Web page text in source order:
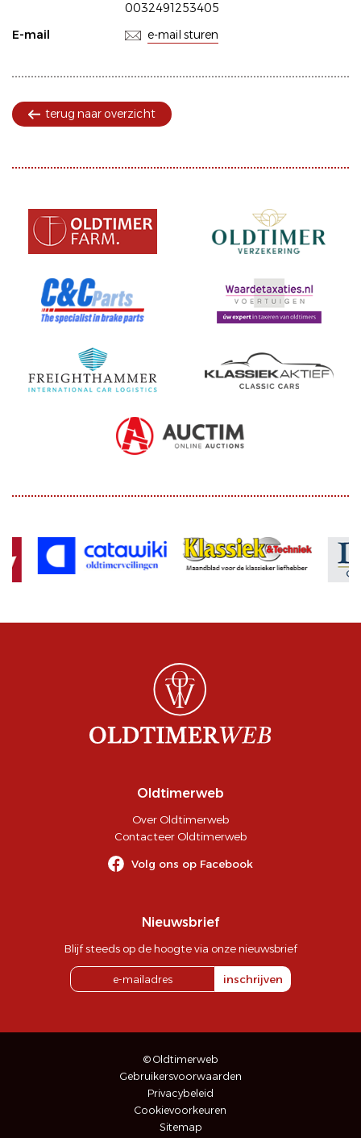
0032491253405
E-mail
e-mail sturen
terug naar overzicht
Oldtimerweb
Over Oldtimerweb
Contacteer Oldtimerweb
Volg ons op Facebook
Nieuwsbrief
Blijf steeds op de hoogte via onze nieuwsbrief
inschrijven
© Oldtimerweb
Gebruikersvoorwaarden
Privacybeleid
Cookievoorkeuren
Sitemap